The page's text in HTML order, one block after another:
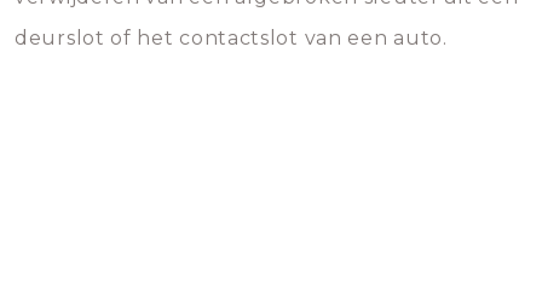
deurslot of het contactslot van een auto.